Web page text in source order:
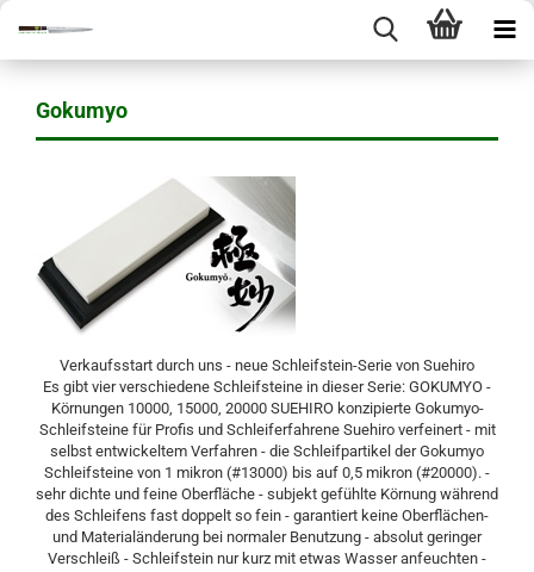
Gokumyo
Verkaufsstart durch uns - neue Schleifstein-Serie von Suehiro
Es gibt vier verschiedene Schleifsteine in dieser Serie: GOKUMYO -
Körnungen 10000, 15000, 20000 SUEHIRO konzipierte Gokumyo-
Schleifsteine für Profis und Schleiferfahrene Suehiro verfeinert - mit
selbst entwickeltem Verfahren - die Schleifpartikel der Gokumyo
Schleifsteine von 1 mikron (#13000) bis auf 0,5 mikron (#20000). -
sehr dichte und feine Oberfläche - subjekt gefühlte Körnung während
des Schleifens fast doppelt so fein - garantiert keine Oberflächen-
und Materialänderung bei normaler Benutzung - absolut geringer
Verschleiß - Schleifstein nur kurz mit etwas Wasser anfeuchten -